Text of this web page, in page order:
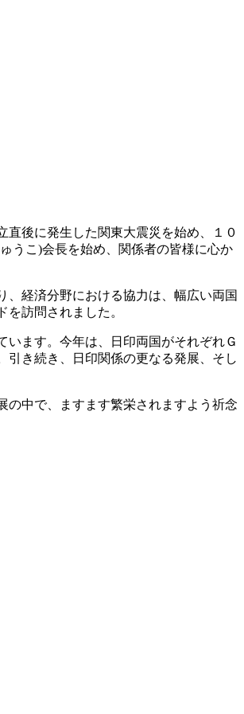
後に発生した関東大震災を始め、１０
うこ)会長を始め、関係者の皆様に心か
経済分野における協力は、幅広い両国
訪問されました。
ます。今年は、日印両国がそれぞれＧ
引き続き、日印関係の更なる発展、そし
中で、ますます繁栄されますよう祈念